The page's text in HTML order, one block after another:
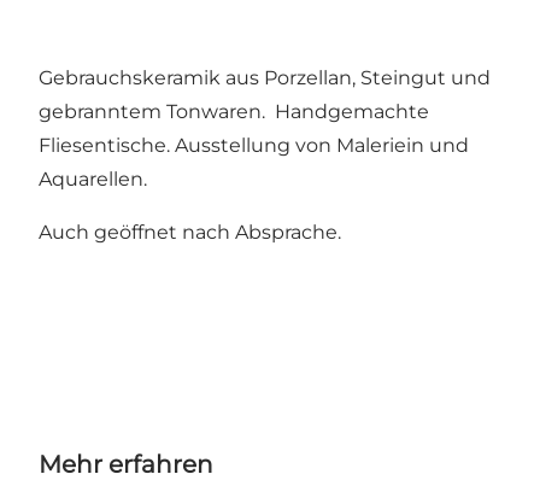
Gebrauchskeramik aus Porzellan, Steingut und
gebranntem Tonwaren. Handgemachte
Fliesentische. Ausstellung von Maleriein und
Aquarellen.
Auch geöffnet nach Absprache.
Mehr erfahren